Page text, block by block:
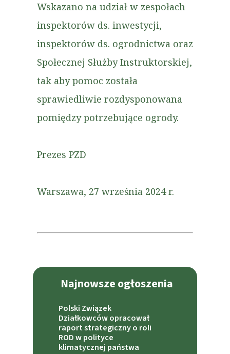
Najnowsze ogłoszenia
Polski Związek
Działkowców opracował
raport strategiczny o roli
ROD w polityce
klimatycznej państwa
Wskazano na udział w zespołach
inspektorów ds. inwestycji,
inspektorów ds. ogrodnictwa oraz
Społecznej Służby Instruktorskiej,
tak aby pomoc została
sprawiedliwie rozdysponowana
pomiędzy potrzebujące ogrody.
Prezes PZD
Warszawa, 27 września 2024 r.